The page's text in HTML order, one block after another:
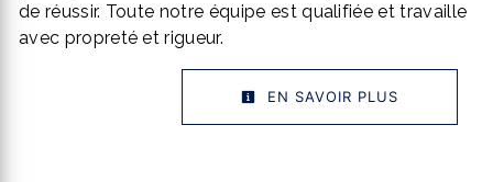
de réussir. Toute notre équipe est qualifiée et travaille
avec propreté et rigueur.
EN SAVOIR PLUS